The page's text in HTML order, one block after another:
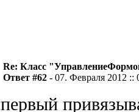
Re: Класс
Ответ #62 - 07. Февраля 2012 ::
первый